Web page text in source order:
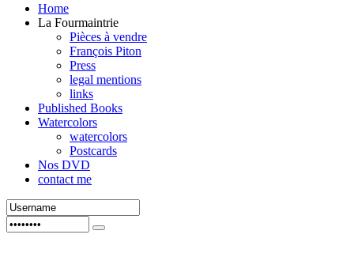
Home
La Fourmaintrie
Pièces à vendre
François Piton
Press
legal mentions
links
Published Books
Watercolors
watercolors
Postcards
Nos DVD
contact me